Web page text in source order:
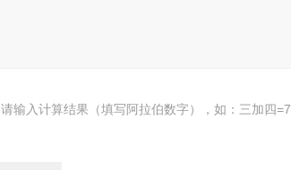
请输入计算结果（填写阿拉伯数字），如：三加四=7